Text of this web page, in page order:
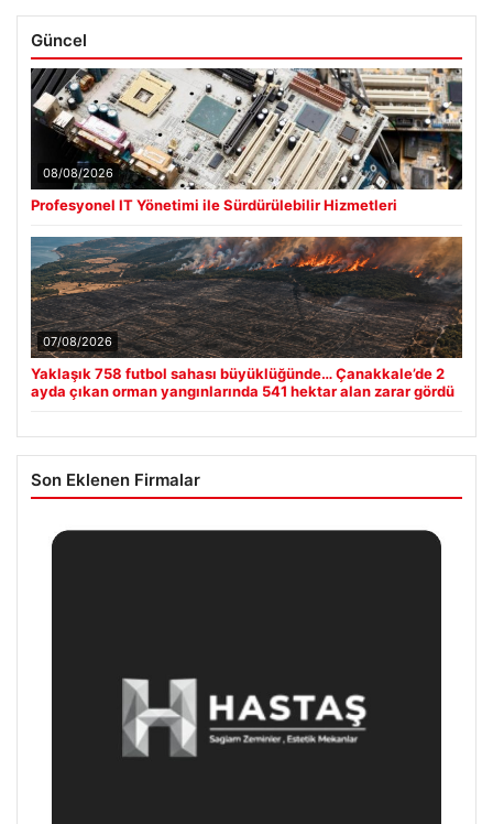
Güncel
08/08/2026
Profesyonel IT Yönetimi ile Sürdürülebilir Hizmetleri
07/08/2026
Yaklaşık 758 futbol sahası büyüklüğünde… Çanakkale’de 2
ayda çıkan orman yangınlarında 541 hektar alan zarar gördü
Son Eklenen Firmalar